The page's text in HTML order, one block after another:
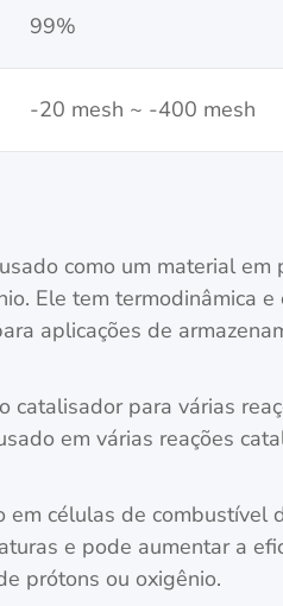
99%
-20 mesh ~ -400 mesh
como um material
Ele tem termodinâmica
aplicações de
catalisador para várias
em várias reações
em células de combustível
e pode aumentar a
prótons ou oxigênio.